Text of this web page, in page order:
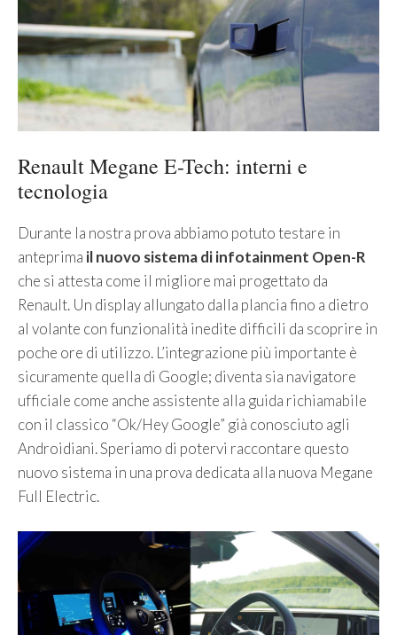
Renault Megane E-Tech: interni e
tecnologia
Durante la nostra prova abbiamo potuto testare in
anteprima il nuovo sistema di infotainment Open-R
che si attesta come il migliore mai progettato da
Renault. Un display allungato dalla plancia fino a dietro
al volante con funzionalità inedite difficili da scoprire in
poche ore di utilizzo. L’integrazione più importante è
sicuramente quella di Google; diventa sia navigatore
ufficiale come anche assistente alla guida richiamabile
con il classico “Ok/Hey Google” già conosciuto agli
Androidiani. Speriamo di potervi raccontare questo
nuovo sistema in una prova dedicata alla nuova Megane
Full Electric.